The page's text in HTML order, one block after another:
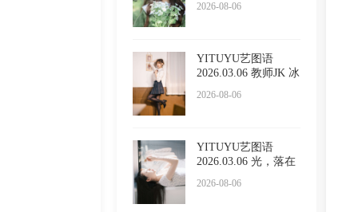
2026-08-06
YITUYU艺图语
2026.03.06 教师JK 冰
2026-08-06
YITUYU艺图语
2026.03.06 光，落在
2026-08-06